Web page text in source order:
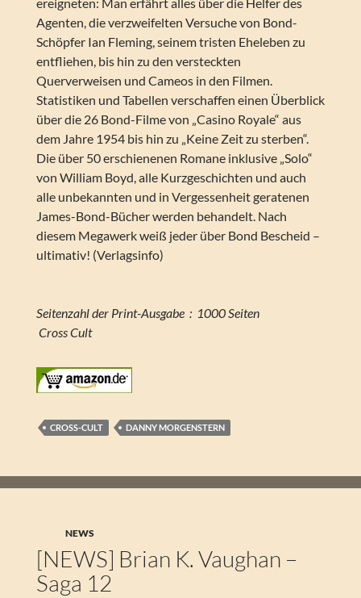
Agenten, die verzweifelten Versuche von Bond-
Schöpfer Ian Fleming, seinem tristen Eheleben zu
entfliehen, bis hin zu den versteckten
Querverweisen und Cameos in den Filmen.
Statistiken und Tabellen verschaffen einen Überblick
über die 26 Bond-Filme von „Casino Royale“ aus
dem Jahre 1954 bis hin zu „Keine Zeit zu sterben“.
Die über 50 erschienenen Romane inklusive „Solo“
von William Boyd, alle Kurzgeschichten und auch
alle unbekannten und in Vergessenheit geratenen
James-Bond-Bücher werden behandelt. Nach
diesem Megawerk weiß jeder über Bond Bescheid –
ultimativ! (Verlagsinfo)
Seitenzahl der Print-Ausgabe ‏ : ‎ 1000 Seiten
‎ Cross Cult
CROSS-CULT DANNY MORGENSTERN
NEWS
[NEWS] Brian K. Vaughan –
Saga 12